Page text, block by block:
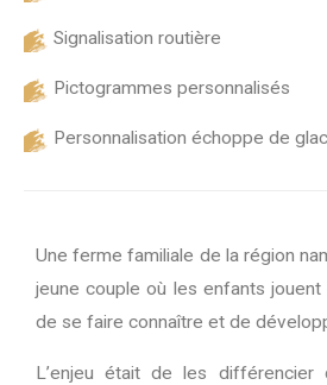
Signalisation routière
Pictogrammes personnalisés
Personnalisation échoppe de
Une ferme familiale de la région
jeune couple où les enfants jouent
de se faire connaître et de
L’enjeu était de les différencier